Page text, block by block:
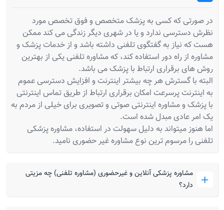
در صورتی که کسی به پزشک متخصص و فوق تخصص مورد
نظرش دسترسی ندارد و یا در شهری دیگر زندگی می کند ممکن
هست که نیاز به گفتگوی تلفنی داشته باشد و از خدمات پزشک و
مشاوره از راه دور استفاده کند، که مشاوره تلفنی یکی از بهترین
روش های برقراری ارتباط با پزشک می باشد.
البته با گسترش هر چه بیشتر اینترنت و افزایش دسترسی عموم
به اینترنت پرسرعت امکان برقراری ارتباط از طریق تماس اینترنتی
با پزشک و مشاوره اینترنتی صوتی و تصویری برای خیلی از مردم به
یک امر عادی مبدل شده است.
اما هنوز میتواند به دلیل سهولت در استفاده، مشاوره پزشکی
تلفنی را مرسوم ترین نوع مشاوره غیر حضوری نامید.
مشاوره پزشکی آنلاین و غیرحضوری (مشاوره تلفنی) چه مزیتی
دارد؟